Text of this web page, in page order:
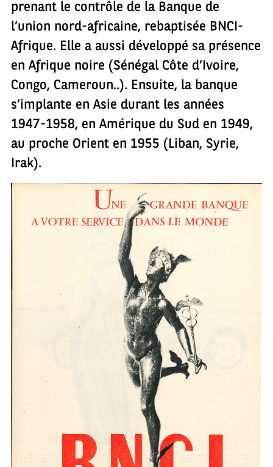
prenant le contrôle de la Banque de
l’union nord-africaine, rebaptisée BNCI-
Afrique. Elle a aussi développé sa présence
en Afrique noire (Sénégal Côte d’Ivoire,
Congo, Cameroun..). Ensuite, la banque
s’implante en Asie durant les années
1947-1958, en Amérique du Sud en 1949,
au proche Orient en 1955 (Liban, Syrie,
Irak).